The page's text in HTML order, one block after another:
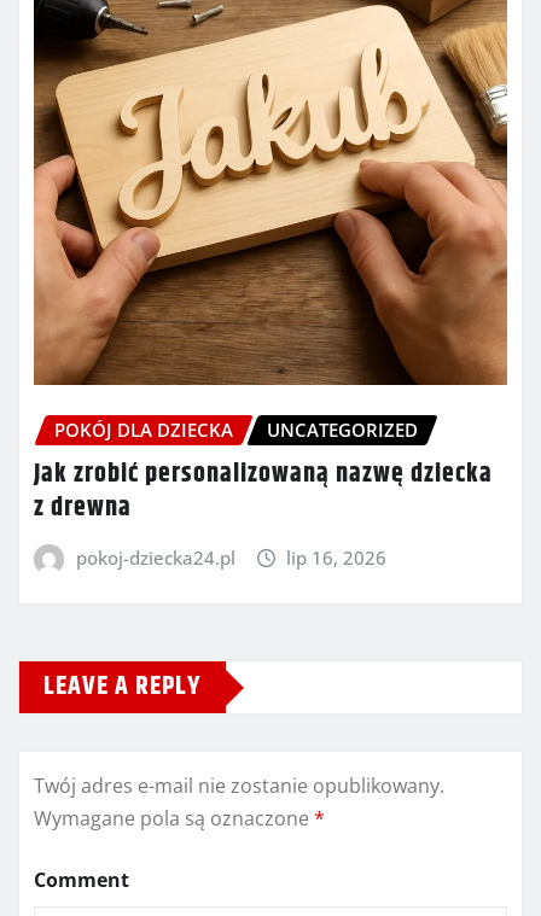
POKÓJ DLA DZIECKA UNCATEGORIZED
Jak zrobić personalizowaną nazwę dziecka
z drewna
pokoj-dziecka24.pl lip 16, 2026
LEAVE A REPLY
Twój adres e-mail nie zostanie opublikowany.
Wymagane pola są oznaczone *
Comment